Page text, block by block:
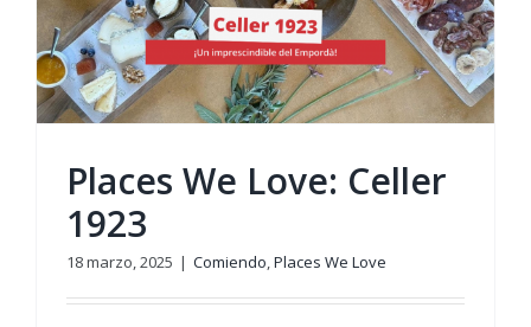
Places We Love: Celler
1923
18 marzo, 2025 | Comiendo,Places We Love